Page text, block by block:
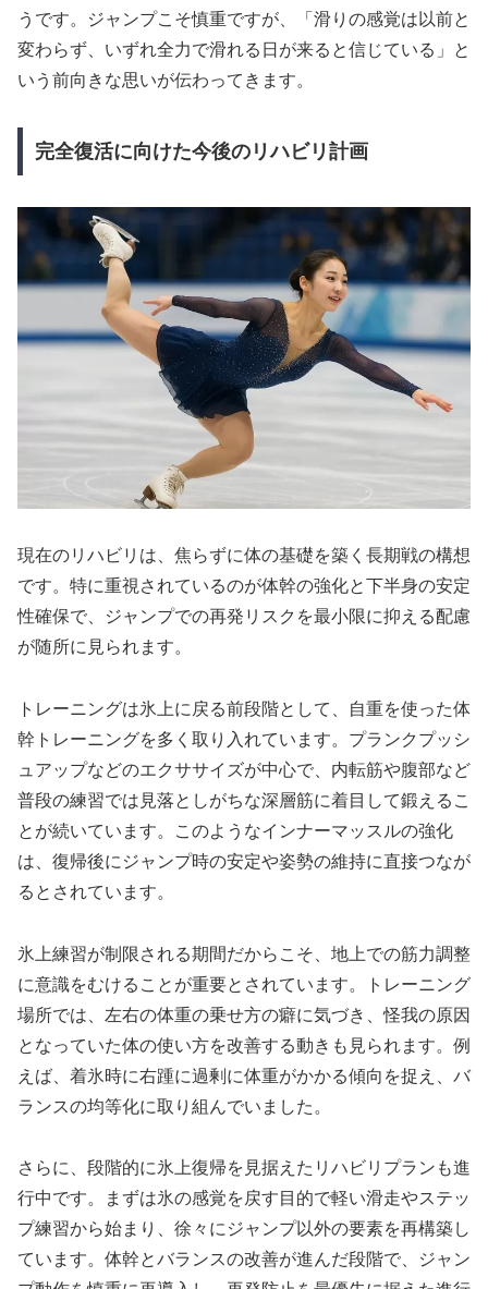
うです。ジャンプこそ慎重ですが、「滑りの感覚は以前と
変わらず、いずれ全力で滑れる日が来ると信じている」と
いう前向きな思いが伝わってきます。
完全復活に向けた今後のリハビリ計画
現在のリハビリは、焦らずに体の基礎を築く長期戦の構想
です。特に重視されているのが体幹の強化と下半身の安定
性確保で、ジャンプでの再発リスクを最小限に抑える配慮
が随所に見られます。
トレーニングは氷上に戻る前段階として、自重を使った体
幹トレーニングを多く取り入れています。プランクプッシ
ュアップなどのエクササイズが中心で、内転筋や腹部など
普段の練習では見落としがちな深層筋に着目して鍛えるこ
とが続いています。このようなインナーマッスルの強化
は、復帰後にジャンプ時の安定や姿勢の維持に直接つなが
るとされています。
氷上練習が制限される期間だからこそ、地上での筋力調整
に意識をむけることが重要とされています。トレーニング
場所では、左右の体重の乗せ方の癖に気づき、怪我の原因
となっていた体の使い方を改善する動きも見られます。例
えば、着氷時に右踵に過剰に体重がかかる傾向を捉え、バ
ランスの均等化に取り組んでいました。
さらに、段階的に氷上復帰を見据えたリハビリプランも進
行中です。まずは氷の感覚を戻す目的で軽い滑走やステッ
プ練習から始まり、徐々にジャンプ以外の要素を再構築し
ています。体幹とバランスの改善が進んだ段階で、ジャン